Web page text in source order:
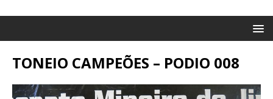
TONEIO CAMPEÕES – PODIO 008